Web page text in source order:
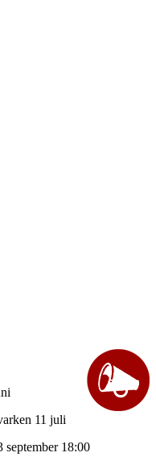
11 juli
18:00